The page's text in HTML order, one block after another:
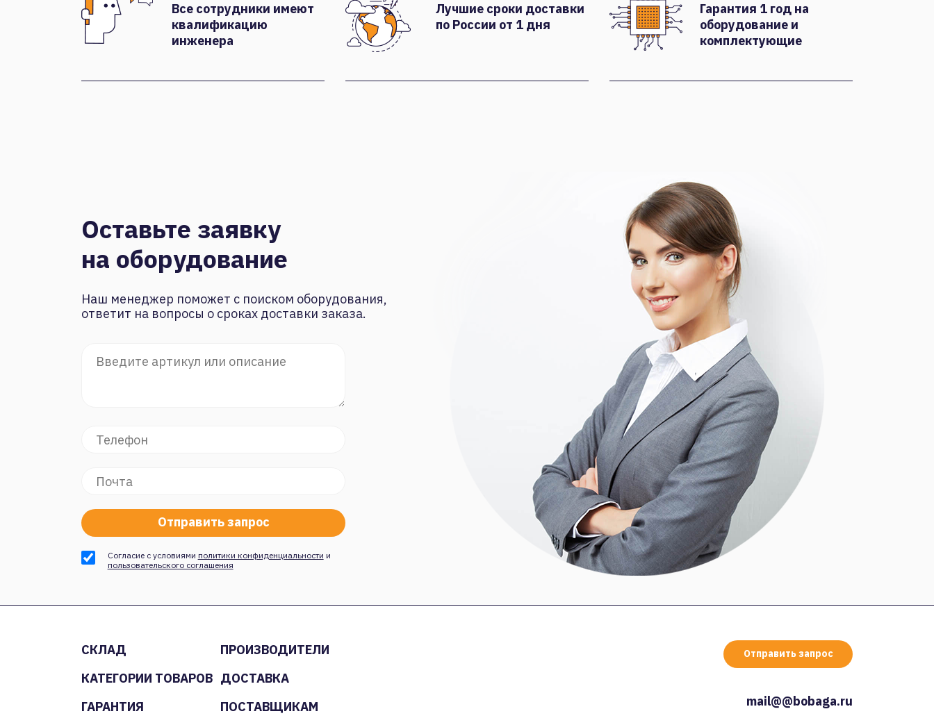
Все сотрудники имеют
квалификацию
инженера
Лучшие сроки доставки
по России от 1 дня
Гарантия 1 год на
оборудование и
комплектующие
Оставьте заявку
на оборудование
Наш менеджер поможет с поиском оборудования,
ответит на вопросы о сроках доставки заказа.
Согласие с условиями политики конфиденциальности и
пользовательского соглашения
СКЛАД
ПРОИЗВОДИТЕЛИ
КАТЕГОРИИ ТОВАРОВ ДОСТАВКА
ГАРАНТИЯ
ПОСТАВЩИКАМ
Отправить запрос
mail@@bobaga.ru